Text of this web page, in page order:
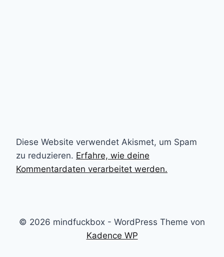
Diese Website verwendet Akismet, um Spam
zu reduzieren. Erfahre, wie deine
Kommentardaten verarbeitet werden.
© 2026 mindfuckbox - WordPress Theme von
Kadence WP